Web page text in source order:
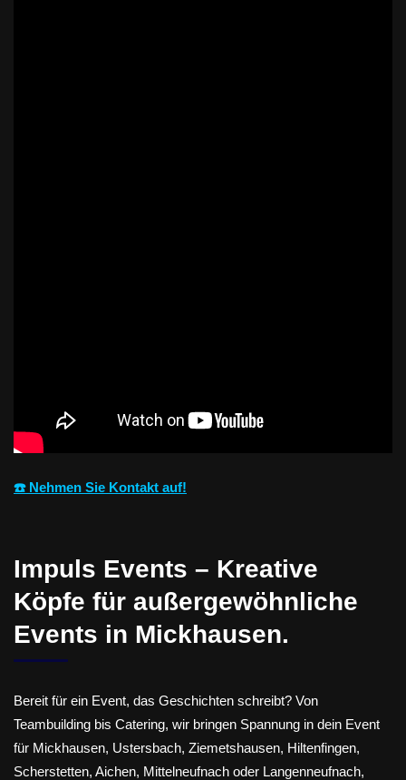
☎️ Nehmen Sie Kontakt auf!
Impuls Events – Kreative
Köpfe für außergewöhnliche
Events in Mickhausen.
Bereit für ein Event, das Geschichten schreibt? Von
Teambuilding bis Catering, wir bringen Spannung in dein Event
für Mickhausen, Ustersbach, Ziemetshausen, Hiltenfingen,
Scherstetten, Aichen, Mittelneufnach oder Langenneufnach,